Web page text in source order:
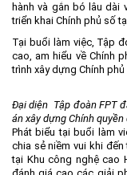
hành và gắn bó lâu
triển khai Chính phủ số
Tại buổi làm việc, Tập
cao, am hiểu về Chính
trình xây dựng Chính
Đại diện Tập đoàn FPT
án xây dựng Chính
Phát biểu tại buổi làm
chia sẻ niềm vui khi
tại Khu công nghệ cao